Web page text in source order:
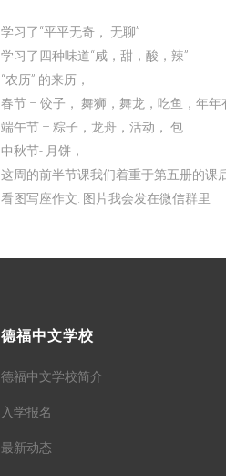
学习了“平平无奇， 无聊”
学习了四种味道“咸，甜，酸，辣”
“农历” 的来历，
春节 – 饺子， 舞狮，舞龙，吃鱼，年年
端午节 – 粽子，龙舟，活动， 包
中秋节- 月饼，
这周的前半节课我们着重于第五册的课
看图写座作文. 图片我会发在微信群里
德福中文学校
德福中文学校简介
入学报名
最新动态